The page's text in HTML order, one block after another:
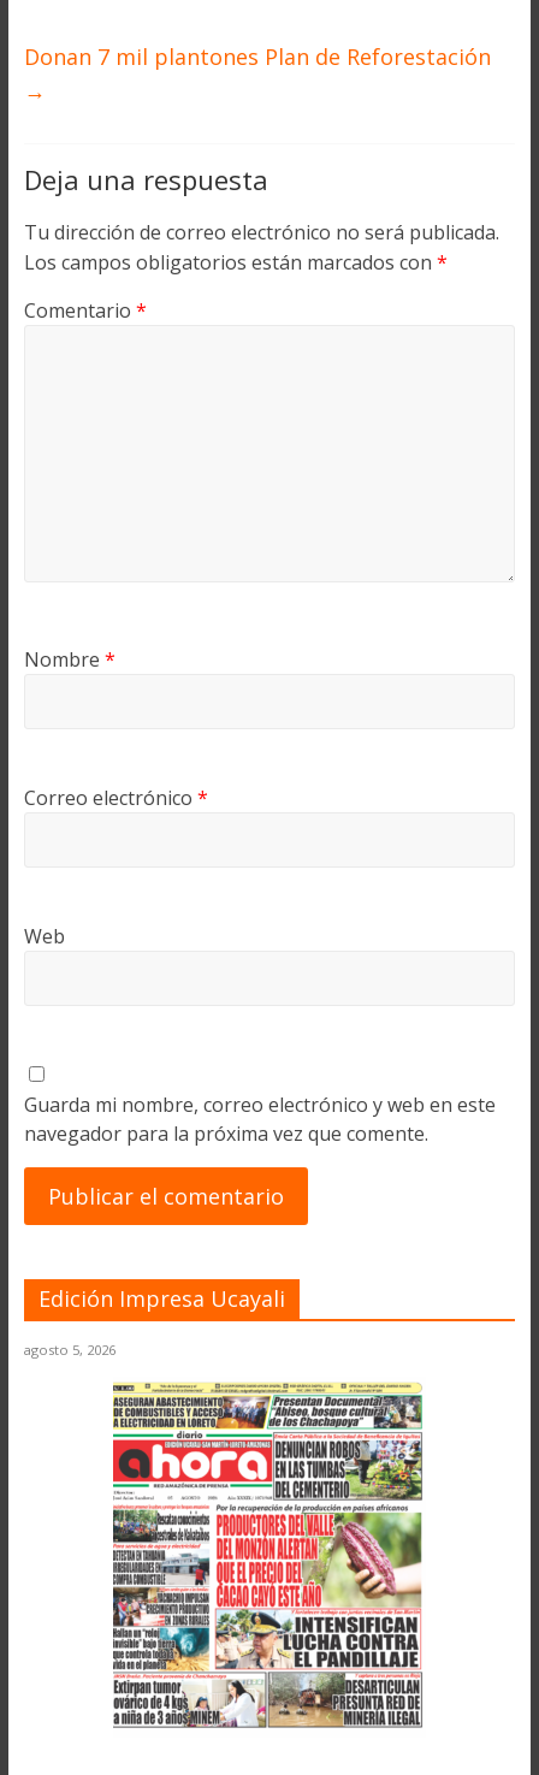
Donan 7 mil plantones Plan de Reforestación
→
Deja una respuesta
Tu dirección de correo electrónico no será publicada.
Los campos obligatorios están marcados con *
Comentario *
Nombre *
Correo electrónico *
Web
Guarda mi nombre, correo electrónico y web en este
navegador para la próxima vez que comente.
Edición Impresa Ucayali
agosto 5, 2026